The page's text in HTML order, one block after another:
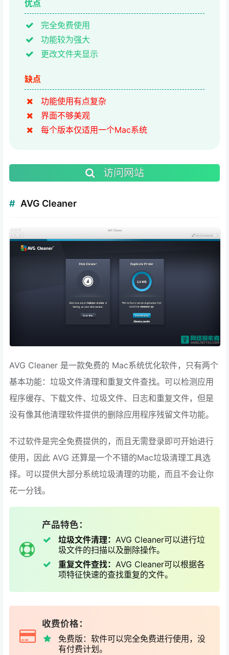
优点
完全免费使用
功能较为强大
更改文件夹显示
缺点
功能使用有点复杂
界面不够美观
每个版本仅适用一个Mac系统
访问网站
AVG Cleaner
AVG Cleaner 是一款免费的 Mac系统优化软件，只有两个
基本功能：垃圾文件清理和重复文件查找。可以检测应用
程序缓存、下载文件、垃圾文件、日志和重复文件，但是
没有像其他清理软件提供的删除应用程序残留文件功能。
不过软件是完全免费提供的，而且无需登录即可开始进行
使用，因此 AVG 还算是一个不错的Mac垃圾清理工具选
择。可以提供大部分系统垃圾清理的功能，而且不会让你
花一分钱。
产品特色：
垃圾文件清理： AVG Cleaner可以进行垃
圾文件的扫描以及删除操作。
重复文件查找： AVG Cleaner可以根据各
项特征快速的查找重复的文件。
收费价格：
免费版：软件可以完全免费进行使用，没
有付费计划。